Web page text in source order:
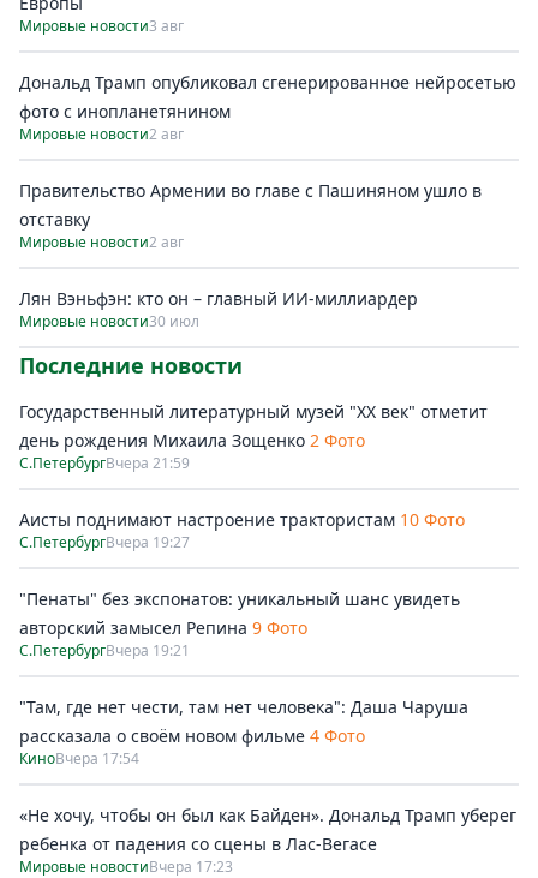
Мировые новости3 авг
Дональд Трамп опубликовал сгенерированное нейросетью
фото с инопланетянином
Мировые новости2 авг
Правительство Армении во главе с Пашиняном ушло в
отставку
Мировые новости2 авг
Лян Вэньфэн: кто он – главный ИИ-миллиардер
Мировые новости30 июл
Последние новости
Государственный литературный музей "ХХ век" отметит
день рождения Михаила Зощенко 2 Фото
С.ПетербургВчера 21:59
Аисты поднимают настроение трактористам 10 Фото
С.ПетербургВчера 19:27
"Пенаты" без экспонатов: уникальный шанс увидеть
авторский замысел Репина 9 Фото
С.ПетербургВчера 19:21
"Там, где нет чести, там нет человека": Даша Чаруша
рассказала о своём новом фильме 4 Фото
КиноВчера 17:54
«Не хочу, чтобы он был как Байден». Дональд Трамп уберег
ребенка от падения со сцены в Лас-Вегасе
Мировые новостиВчера 17:23